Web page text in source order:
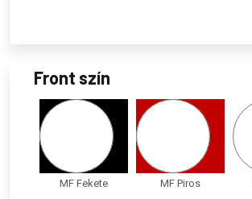
Front szín
MF Fekete MF Piros